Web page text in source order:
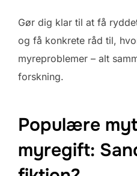
Gør dig klar til at få
og få konkrete råd til,
myreproblemer – alt
forskning.
Populære
myregift: